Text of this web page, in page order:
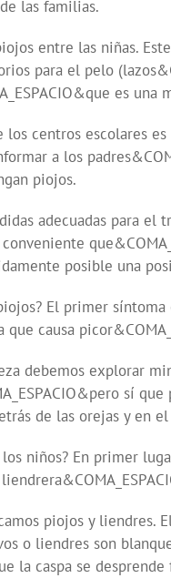
las familias.
entre las niñas.
para el pelo
es
centros escolares
a los
piojos.
adecuadas para
posible una
El primer
causa
debemos explorar
sí
de las orejas y en
niños? En primer
piojos y
o liendres son
la caspa se